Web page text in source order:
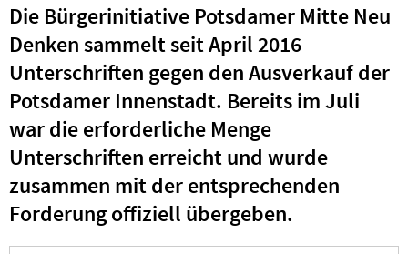
Die Bürgerinitiative Potsdamer Mitte Neu
Denken sammelt seit April 2016
Unterschriften gegen den Ausverkauf der
Potsdamer Innenstadt. Bereits im Juli
war die erforderliche Menge
Unterschriften erreicht und wurde
zusammen mit der entsprechenden
Forderung offiziell übergeben.